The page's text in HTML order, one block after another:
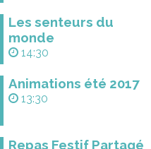
Les senteurs du
monde
14:30
Animations été 2017
13:30
Repas Festif Partagé